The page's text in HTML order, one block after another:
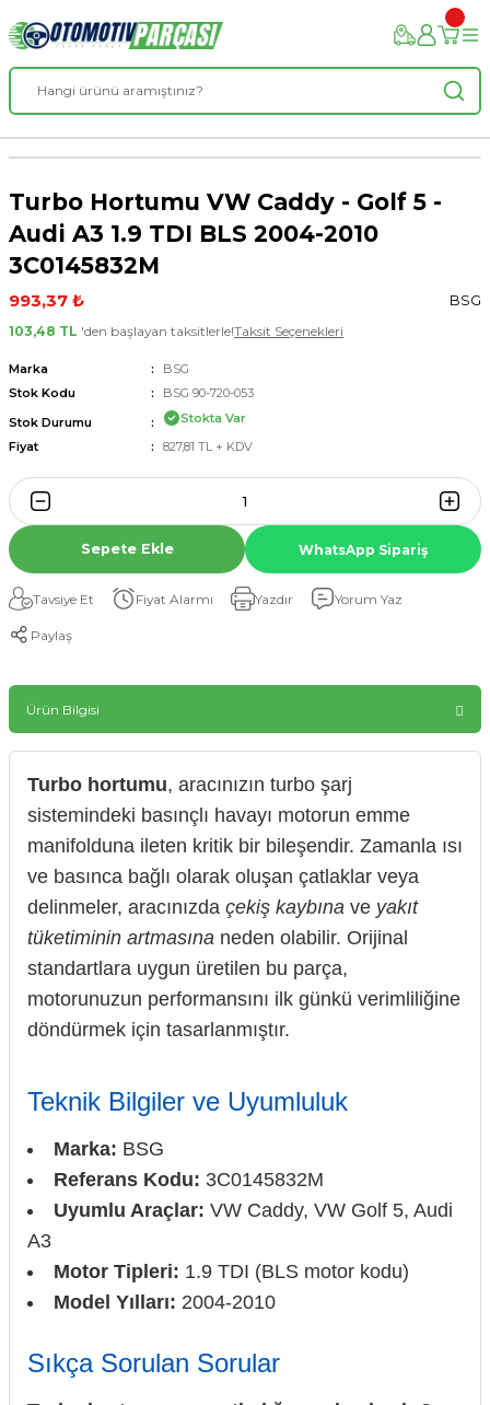
Turbo Hortumu VW Caddy - Golf 5 -
Audi A3 1.9 TDI BLS 2004-2010
3C0145832M
993,37 ₺
BSG
103,48 TL 'den başlayan taksitlerle!Taksit Seçenekleri
Marka
BSG
Stok Kodu
BSG 90-720-053
Stok Durumu
Stokta Var
Fiyat
827,81 TL + KDV
Sepete Ekle WhatsApp Sipariş
Tavsiye Et Fiyat Alarmı Yazdır Yorum Yaz
Paylaş
Ürün Bilgisi
Turbo hortumu, aracınızın turbo şarj
sistemindeki basınçlı havayı motorun emme
manifolduna ileten kritik bir bileşendir. Zamanla ısı
ve basınca bağlı olarak oluşan çatlaklar veya
delinmeler, aracınızda çekiş kaybına ve yakıt
tüketiminin artmasına neden olabilir. Orijinal
standartlara uygun üretilen bu parça,
motorunuzun performansını ilk günkü verimliliğine
döndürmek için tasarlanmıştır.
Teknik Bilgiler ve Uyumluluk
Marka: BSG
Referans Kodu: 3C0145832M
Uyumlu Araçlar: VW Caddy, VW Golf 5, Audi
A3
Motor Tipleri: 1.9 TDI (BLS motor kodu)
Model Yılları: 2004-2010
Sıkça Sorulan Sorular